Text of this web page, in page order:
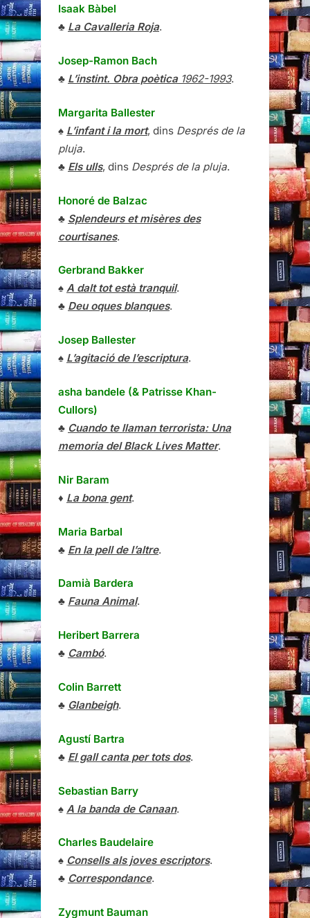
Isaak Bàbel
♣ La Cavalleria Roja.
Josep-Ramon Bach
♣ L’instint. Obra poètica1962-1993.
Margarita Ballester
♠ L’infant i la mort, dins Després de la
pluja.
♣ Els ulls, dins Després de la pluja.
Honoré de Balzac
♣ Splendeurs et misères des
courtisanes.
Gerbrand Bakker
♠ A dalt tot està tranquil.
♣ Deu oques blanques.
Josep Ballester
♠ L’agitació de l’escriptura.
asha bandele (& Patrisse Khan-
Cullors)
♣ Cuando te llaman terrorista: Una
memoria del Black Lives Matter.
Nir Baram
♦ La bona gent.
Maria Barbal
♣ En la pell de l’altre.
Damià Bardera
♣ Fauna Animal.
Heribert Barrera
♣ Cambó.
Colin Barrett
♣ Glanbeigh.
Agustí Bartra
♣ El gall canta per tots dos.
Sebastian Barry
♠ A la banda de Canaan.
Charles Baudelaire
♠ Consells als joves escriptors.
♣ Correspondance.
Zygmunt Bauman